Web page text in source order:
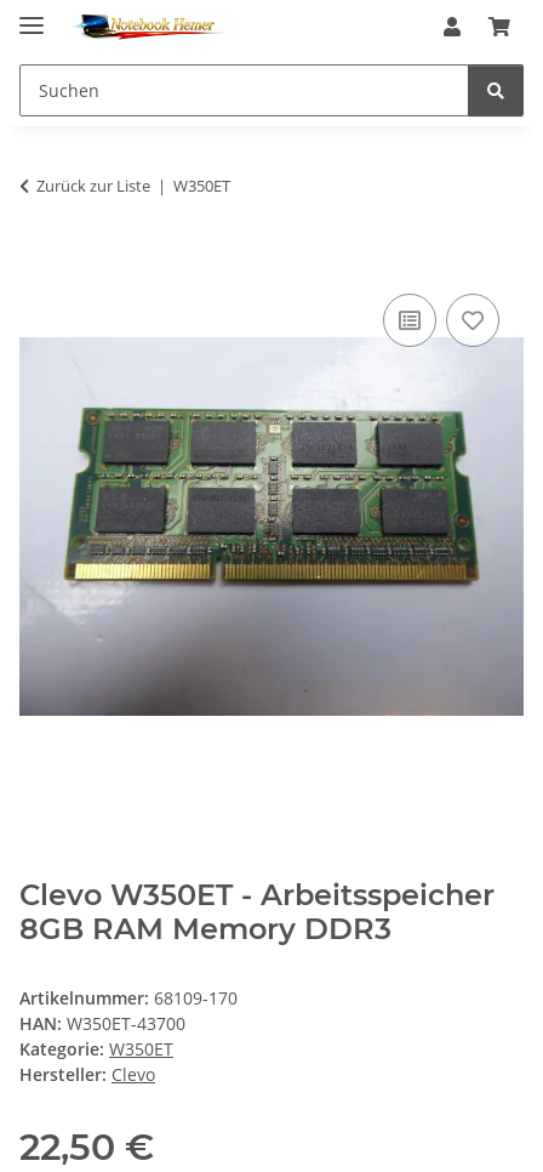
Zurück zur Liste W350ET
Clevo W350ET - Arbeitsspeicher
8GB RAM Memory DDR3
Artikelnummer: 68109-170
HAN: W350ET-43700
Kategorie: W350ET
Hersteller: Clevo
22,50 €